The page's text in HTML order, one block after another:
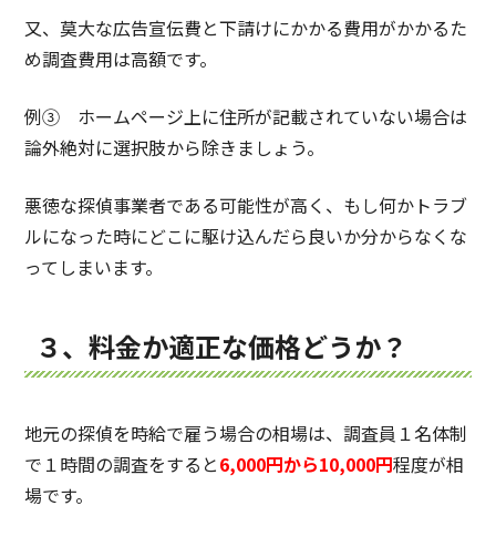
又、莫大な広告宣伝費と下請けにかかる費用がかかるた
め調査費用は高額です。
例③ ホームページ上に住所が記載されていない場合は
論外絶対に選択肢から除きましょう。
悪徳な探偵事業者である可能性が高く、もし何かトラブ
ルになった時にどこに駆け込んだら良いか分からなくな
ってしまいます。
３、料金か適正な価格どうか？
地元の探偵を時給で雇う場合の相場は、調査員１名体制
で１時間の調査をすると6,000円から10,000円程度が相
場です。